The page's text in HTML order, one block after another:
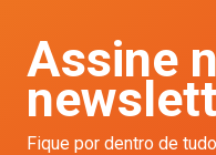
Assine
Fique por dentro de